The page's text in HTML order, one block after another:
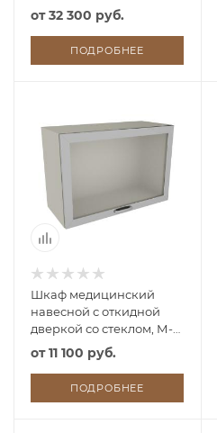
ТК (УДСП)
от32 300 руб.
ПОДРОБНЕЕ
Шкаф медицинский
навесной с откидной
дверкой со стеклом, М-
ШНОс (УДСП)
от11 100 руб.
ПОДРОБНЕЕ